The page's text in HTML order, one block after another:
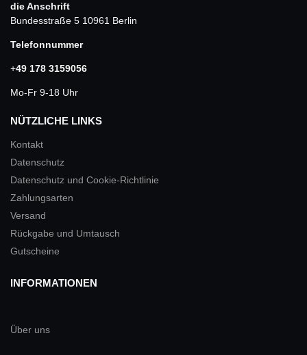
die Anschrift
Bundesstraße 5 10961 Berlin
Telefonnummer
+49 178 3159056
Mo-Fr 9-18 Uhr
NÜTZLICHE LINKS
Kontakt
Datenschutz
Datenschutz und Cookie-Richtlinie
Zahlungsarten
Versand
Rückgabe und Umtausch
Gutscheine
INFORMATIONEN
Über uns